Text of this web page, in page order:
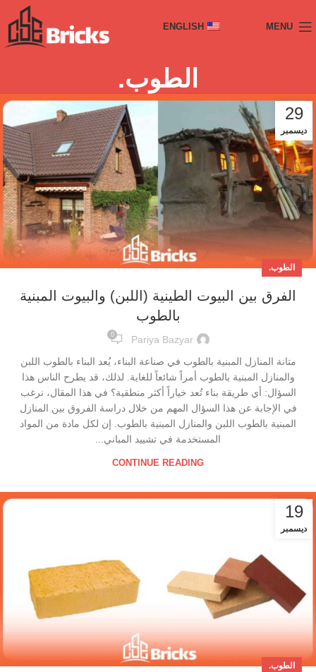
MENU
ENGLISH
الطوب.
29
ديسمبر
الطوب.
الفرق بين البيوت الطينية (اللبن) والبيوت المبنية
بالطوب
Pariya Bazyar
0
متانة المنازل المبنية بالطوب في صناعة البناء، يُعد البناء بالطوب اللبن
والمنازل المبنية بالطوب أمراً شائعاً للغاية. لذلك، قد يطرح الناس هذا
السؤال: أي طريقة بناء تُعد خياراً أكثر منطقية؟ في هذا المقال، نرغب
في الإجابة عن هذا السؤال المهم من خلال دراسة الفروق بين المنازل
المبنية بالطوب اللبن والمنازل المبنية بالطوب. إن لكل مادة من المواد
المستخدمة في تشييد المباني...
CONTINUE READING
19
ديسمبر
الطوب.